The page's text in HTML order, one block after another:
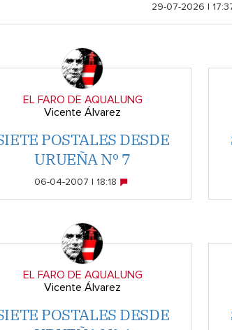
29-07-2026 |
EL FARO DE AQUALUNG
Vicente Álvarez
POSTALES DESDE
URUEÑA Nº 7
06-04-2007 | 18:18
EL FARO DE AQUALUNG
Vicente Álvarez
POSTALES DESDE